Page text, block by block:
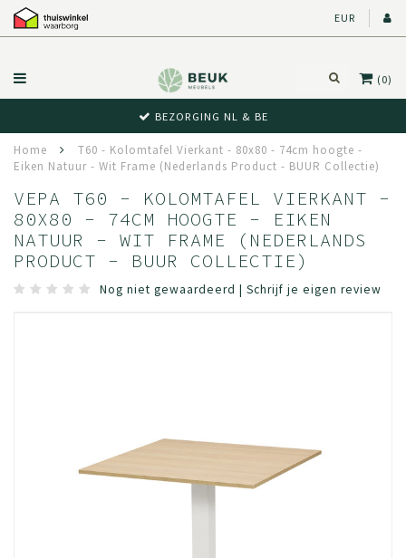
EUR
(0)
BEZORGING NL & BE
Home
T60 - Kolomtafel Vierkant - 80x80 - 74cm hoogte -
Eiken Natuur - Wit Frame (Nederlands Product - BUUR Collectie)
VEPA T60 - KOLOMTAFEL VIERKANT -
80X80 - 74CM HOOGTE - EIKEN
NATUUR - WIT FRAME (NEDERLANDS
PRODUCT - BUUR COLLECTIE)
Nog niet gewaardeerd | Schrijf je eigen review